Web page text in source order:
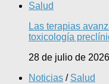
Salud
Las terapias
toxicología
28 de julio de 2026
Noticias / Salud